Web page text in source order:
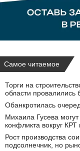
Самое читаемое
Торги на
области провалились
Обанкротилась
Михаила Гусева
конфликта вокруг
Рост производства
подсолнечник, но